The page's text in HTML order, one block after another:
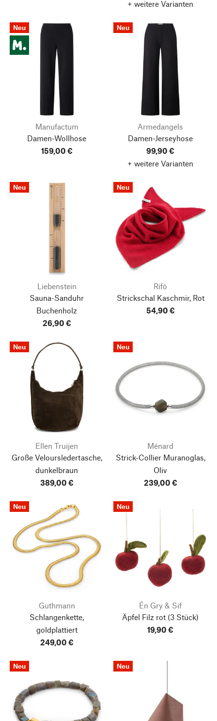
+ weitere Varianten
Neu
Manufactum
Damen-Wollhose
159,00 €
Neu
Armedangels
Damen-Jerseyhose
99,90 €
+ weitere Varianten
Neu
Liebenstein
Sauna-Sanduhr
Buchenholz
26,90 €
Neu
Rifò
Strickschal Kaschmir, Rot
54,90 €
Neu
Ellen Truijen
Große Veloursledertasche,
dunkelbraun
389,00 €
Neu
Ménard
Strick-Collier Muranoglas,
Oliv
239,00 €
Neu
Guthmann
Schlangenkette,
goldplattiert
249,00 €
Neu
Én Gry & Sif
Äpfel Filz rot (3 Stück)
19,90 €
Neu Neu